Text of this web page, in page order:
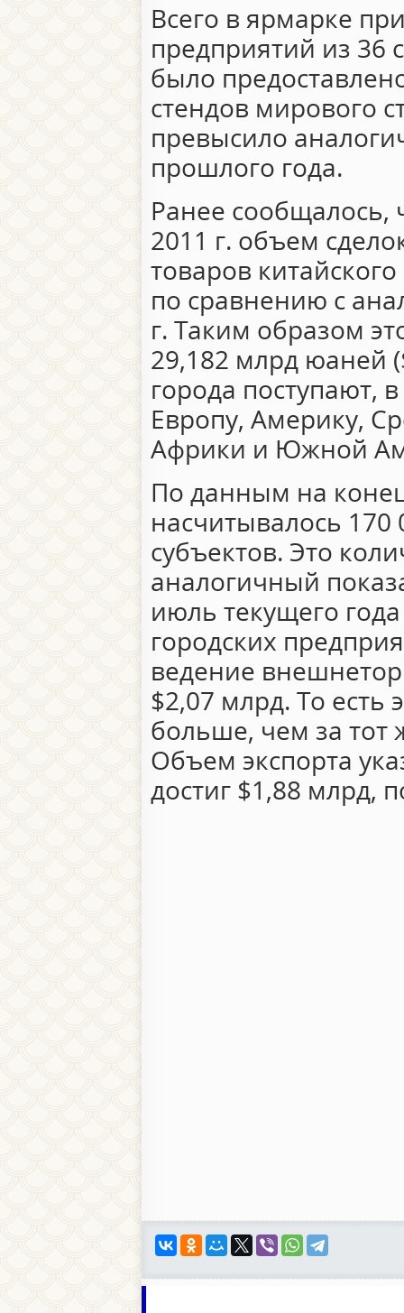
Всего в ярмарке
предприятий из 36
было
стендов мирового
превысило
прошлого года.
Ранее сообщалось,
2011 г. объем
товаров
по сравнению с
г. Таким образом
29,182 млрд юаней
города поступают,
Европу, Америку,
Африки и Южной
По данным на
насчитывалось
субъектов. Это
аналогичный
июль текущего
городских
ведение
$2,07 млрд. То есть
больше, чем за тот
Объем экспорта
достиг $1,88 млрд,